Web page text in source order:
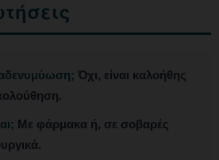
αδενυμύωση; Όχι, είναι καλοήθης
Με φάρμακα ή, σε σοβαρές